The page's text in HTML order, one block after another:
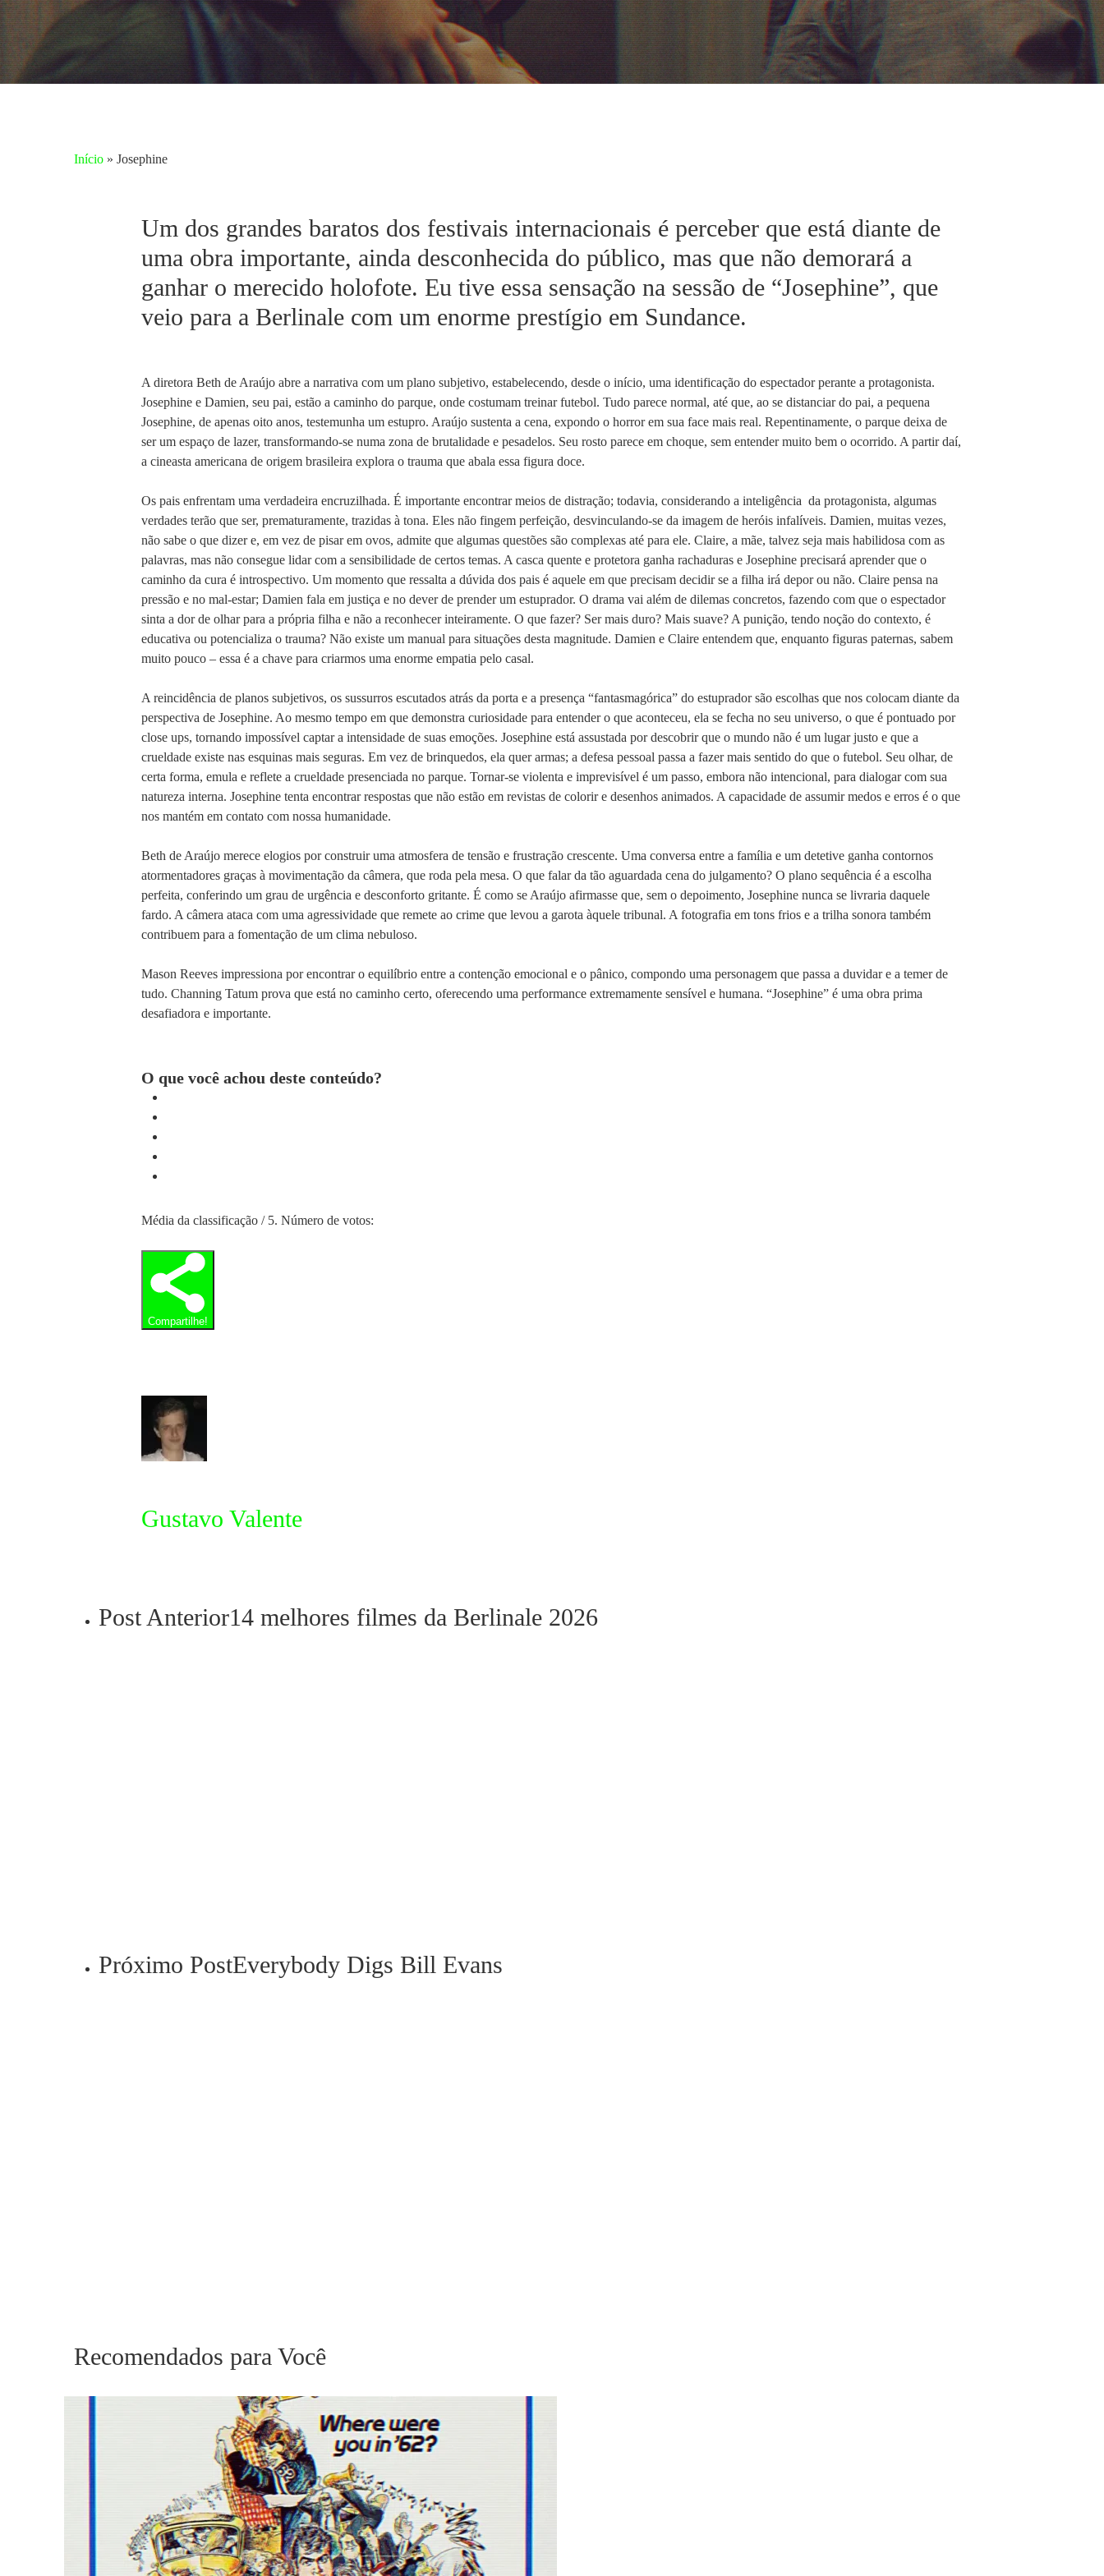
Aperte enter para pesquisar ou ESC para fechar
Início » Josephine
Um dos grandes baratos dos festivais internacionais é perceber que está diante de
uma obra importante, ainda desconhecida do público, mas que não demorará a
ganhar o merecido holofote. Eu tive essa sensação na sessão de “Josephine”, que
veio para a Berlinale com um enorme prestígio em Sundance.
A diretora Beth de Araújo abre a narrativa com um plano subjetivo, estabelecendo, desde o início, uma identificação do espectador perante a protagonista.
Josephine e Damien, seu pai, estão a caminho do parque, onde costumam treinar futebol. Tudo parece normal, até que, ao se distanciar do pai, a pequena
Josephine, de apenas oito anos, testemunha um estupro. Araújo sustenta a cena, expondo o horror em sua face mais real. Repentinamente, o parque deixa de
ser um espaço de lazer, transformando-se numa zona de brutalidade e pesadelos. Seu rosto parece em choque, sem entender muito bem o ocorrido. A partir daí,
a cineasta americana de origem brasileira explora o trauma que abala essa figura doce.
Os pais enfrentam uma verdadeira encruzilhada. É importante encontrar meios de distração; todavia, considerando a inteligência da protagonista, algumas
verdades terão que ser, prematuramente, trazidas à tona. Eles não fingem perfeição, desvinculando-se da imagem de heróis infalíveis. Damien, muitas vezes,
não sabe o que dizer e, em vez de pisar em ovos, admite que algumas questões são complexas até para ele. Claire, a mãe, talvez seja mais habilidosa com as
palavras, mas não consegue lidar com a sensibilidade de certos temas. A casca quente e protetora ganha rachaduras e Josephine precisará aprender que o
caminho da cura é introspectivo. Um momento que ressalta a dúvida dos pais é aquele em que precisam decidir se a filha irá depor ou não. Claire pensa na
pressão e no mal-estar; Damien fala em justiça e no dever de prender um estuprador. O drama vai além de dilemas concretos, fazendo com que o espectador
sinta a dor de olhar para a própria filha e não a reconhecer inteiramente. O que fazer? Ser mais duro? Mais suave? A punição, tendo noção do contexto, é
educativa ou potencializa o trauma? Não existe um manual para situações desta magnitude. Damien e Claire entendem que, enquanto figuras paternas, sabem
muito pouco – essa é a chave para criarmos uma enorme empatia pelo casal.
A reincidência de planos subjetivos, os sussurros escutados atrás da porta e a presença “fantasmagórica” do estuprador são escolhas que nos colocam diante da
perspectiva de Josephine. Ao mesmo tempo em que demonstra curiosidade para entender o que aconteceu, ela se fecha no seu universo, o que é pontuado por
close ups, tornando impossível captar a intensidade de suas emoções. Josephine está assustada por descobrir que o mundo não é um lugar justo e que a
crueldade existe nas esquinas mais seguras. Em vez de brinquedos, ela quer armas; a defesa pessoal passa a fazer mais sentido do que o futebol. Seu olhar, de
certa forma, emula e reflete a crueldade presenciada no parque. Tornar-se violenta e imprevisível é um passo, embora não intencional, para dialogar com sua
natureza interna. Josephine tenta encontrar respostas que não estão em revistas de colorir e desenhos animados. A capacidade de assumir medos e erros é o que
nos mantém em contato com nossa humanidade.
Beth de Araújo merece elogios por construir uma atmosfera de tensão e frustração crescente. Uma conversa entre a família e um detetive ganha contornos
atormentadores graças à movimentação da câmera, que roda pela mesa. O que falar da tão aguardada cena do julgamento? O plano sequência é a escolha
perfeita, conferindo um grau de urgência e desconforto gritante. É como se Araújo afirmasse que, sem o depoimento, Josephine nunca se livraria daquele
fardo. A câmera ataca com uma agressividade que remete ao crime que levou a garota àquele tribunal. A fotografia em tons frios e a trilha sonora também
contribuem para a fomentação de um clima nebuloso.
Mason Reeves impressiona por encontrar o equilíbrio entre a contenção emocional e o pânico, compondo uma personagem que passa a duvidar e a temer de
tudo. Channing Tatum prova que está no caminho certo, oferecendo uma performance extremamente sensível e humana. “Josephine” é uma obra prima
desafiadora e importante.
O que você achou deste conteúdo?
Média da classificação / 5. Número de votos:
Compartilhe!
Gustavo Valente
Post Anterior14 melhores filmes da Berlinale 2026
Próximo PostEverybody Digs Bill Evans
Recomendados para Você